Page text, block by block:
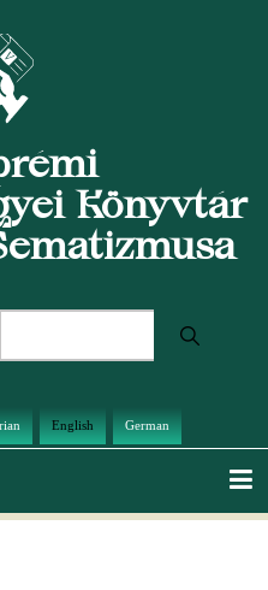
Könyvtár
English German